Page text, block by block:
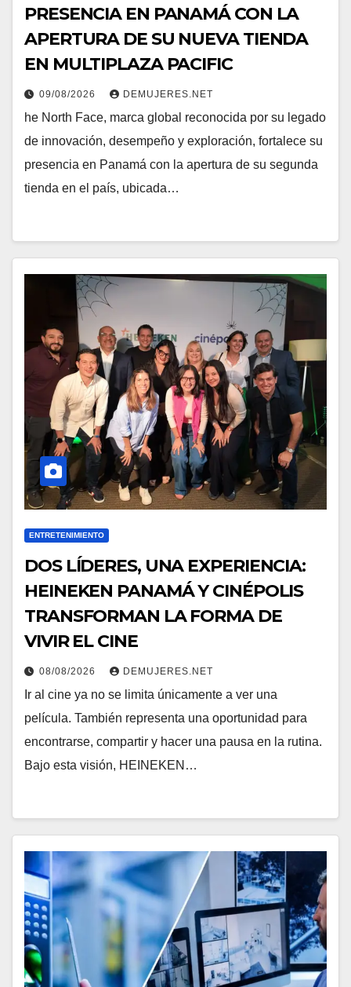
PRESENCIA EN PANAMÁ CON LA
APERTURA DE SU NUEVA TIENDA
EN MULTIPLAZA PACIFIC
09/08/2026 DEMUJERES.NET
he North Face, marca global reconocida por su legado
de innovación, desempeño y exploración, fortalece su
presencia en Panamá con la apertura de su segunda
tienda en el país, ubicada…
ENTRETENIMIENTO
DOS LÍDERES, UNA EXPERIENCIA:
HEINEKEN PANAMÁ Y CINÉPOLIS
TRANSFORMAN LA FORMA DE
VIVIR EL CINE
08/08/2026 DEMUJERES.NET
Ir al cine ya no se limita únicamente a ver una
película. También representa una oportunidad para
encontrarse, compartir y hacer una pausa en la rutina.
Bajo esta visión, HEINEKEN…